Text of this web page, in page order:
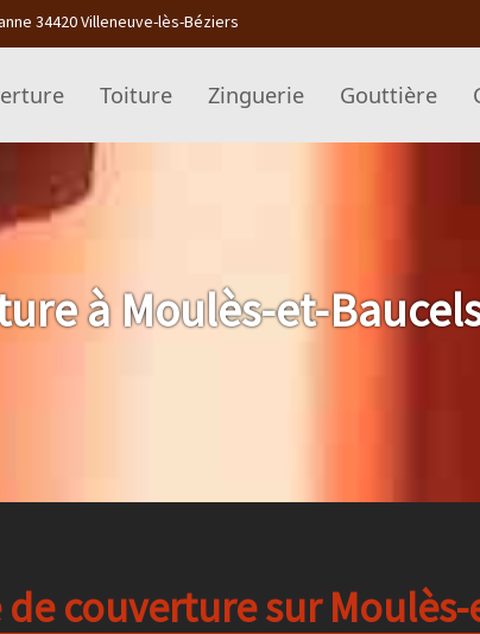
34420 Villeneuve-lès-Béziers
Toiture Zinguerie Gouttière
à Moulès-et-
couverture sur Moulès-